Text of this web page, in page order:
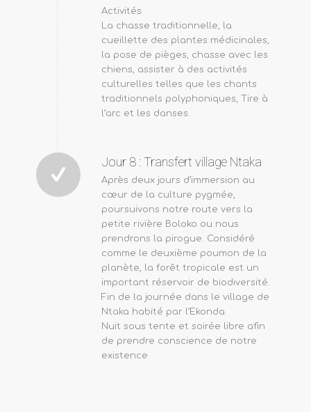
Activités
La chasse traditionnelle, la
cueillette des plantes médicinales,
la pose de pièges, chasse avec les
chiens, assister à des activités
culturelles telles que les chants
traditionnels polyphoniques, Tire à
l’arc et les danses.
Jour 8 : Transfert village Ntaka
Après deux jours d’immersion au
cœur de la culture pygmée,
poursuivons notre route vers la
petite rivière Boloko ou nous
prendrons la pirogue. Considéré
comme le deuxième poumon de la
planète, la forêt tropicale est un
important réservoir de biodiversité.
Fin de la journée dans le village de
Ntaka habité par l’Ekonda.
Nuit sous tente et soirée libre afin
de prendre conscience de notre
existence